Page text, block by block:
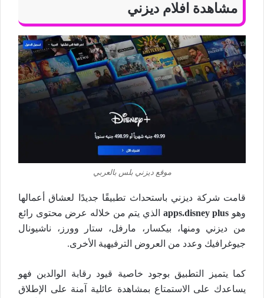
مشاهدة افلام ديزني
موقع ديزني بلس بالعربي
قامت شركة ديزني باستحداث تطبيقًا جديدًا لعشاق أعمالها
وهو apps.disney plus الذي يتم من خلاله عرض محتوى رائع
من ديزني ومنها، بيكسار، مارفل، ستار وورز، ناشيونال
جيوغرافيك وعدد من العروض الترفيهية الأخرى.
كما يتميز التطبيق بوجود خاصية قيود رقابة الوالدين فهو
يساعدك على الاستمتاع بمشاهدة عائلية آمنة على الإطلاق